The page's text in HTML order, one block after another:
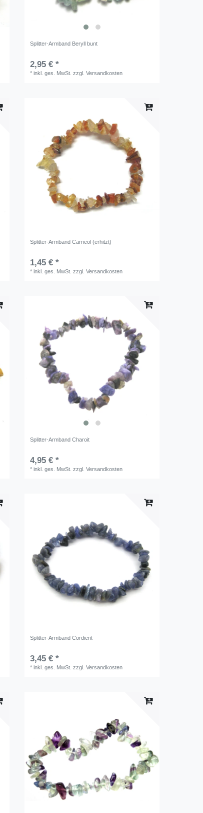
Splitter-Armband Beryll bunt
2,95 € *
*inkl. ges. MwSt. zzgl.Versandkosten
Splitter-Armband Carneol (erhitzt)
1,45 € *
*inkl. ges. MwSt. zzgl.Versandkosten
Splitter-Armband Charoit
4,95 € *
*inkl. ges. MwSt. zzgl.Versandkosten
Splitter-Armband Cordierit
3,45 € *
*inkl. ges. MwSt. zzgl.Versandkosten